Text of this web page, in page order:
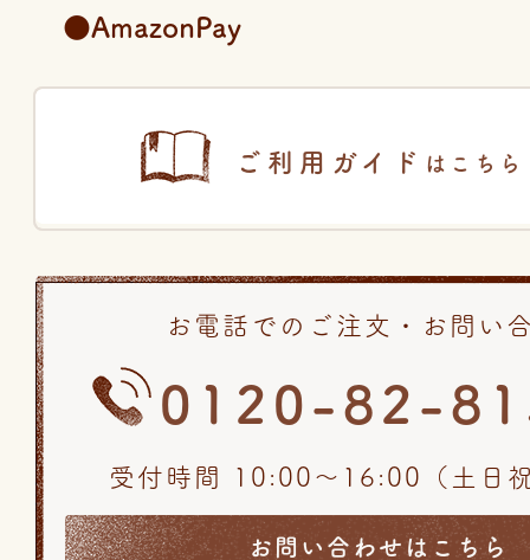
●AmazonPay
ご利用ガイド はこちら
お電話でのご注文・お問い
0120-82-
受付時間 10:00〜16:00（土日
お問い合わせはこちら